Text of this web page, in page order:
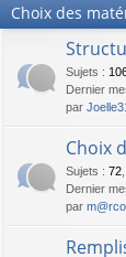
Choix des
Sujets :
Dernier
par
Choix
Sujets : 72
Dernier
par